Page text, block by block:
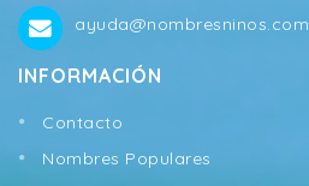
ayuda@nombresninos.com
INFORMACIÓN
Contacto
Nombres Populares